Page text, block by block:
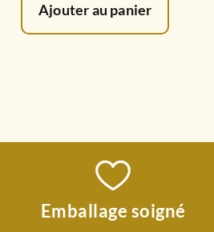
Ajouter au panier
Emballage soigné